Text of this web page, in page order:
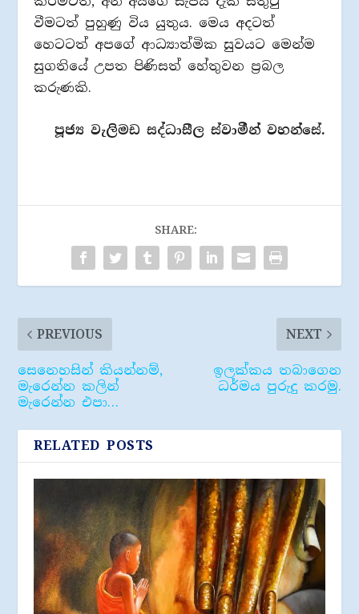
වීමටත් පුහුණු විය යුතුය. මෙය අදටත්
හෙටටත් අපගේ ආධ්‍යාත්මික සුවයට මෙන්ම
සුගතියේ උපත පිණිසත් හේතුවන ප්‍රබල
කරුණකි.
පූජ්‍ය වැලිමඩ සද්ධාසීල ස්වාමීන් වහන්සේ.
SHARE:
PREVIOUS
සෙනෙහසින් කියන්නම්,
මැරෙන්න කලින්
මැරෙන්න එපා…
NEXT
ඉලක්කය තබාගෙන
ධර්මය පුරුදු කරමු.
RELATED POSTS